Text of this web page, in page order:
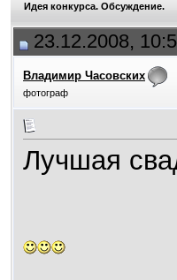
Идея конкурса. Обсуждение.
23.12.2008,
Владимир Часовских
фотограф
Лучшая